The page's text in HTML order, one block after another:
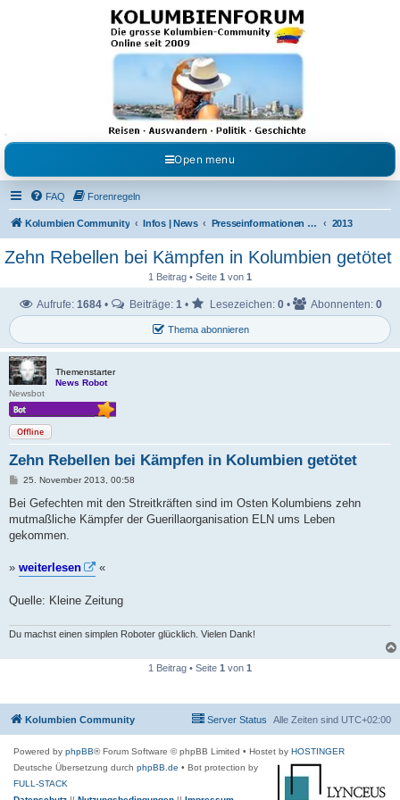
Kolumbienforum - Das
grosse Forum der
Freunde Kolumbiens
Reisen, Auswandern, Kultur, Politik, Geschichte und Visum in Kolumbien und Venezuela.
Austausch, Erfahrungen und Gemeinschaft im Kolumbienforum
Open menu
FAQ Forenregeln
Kolumbien Community Infos | News Presseinformationen & Neuigkeiten 2013
Zehn Rebellen bei Kämpfen in Kolumbien getötet
1 Beitrag • Seite 1 von 1
Thema abonnieren
Aufrufe: 1684• Beiträge: 1 • Lesezeichen: 0• Abonnenten: 0
Themenstarter
News Robot
Newsbot
Offline
Zehn Rebellen bei Kämpfen in Kolumbien getötet
B
i
r
a
25. November 2013, 00:58
Bei Gefechten mit den Streitkräften sind im Osten Kolumbiens zehn
mutmaßliche Kämpfer der Guerillaorganisation ELN ums Leben
gekommen.
» weiterlesen «
Quelle: Kleine Zeitung
Du machst einen simplen Roboter glücklich. Vielen Dank!
1 Beitrag • Seite 1 von 1
Kolumbien Community Alle Zeiten sind UTC+02:00
Server Status
Powered by phpBB® Forum Software © phpBB Limited • Hostet by HOSTINGER
Deutsche Übersetzung durch phpBB.de • Bot protection by
FULL-STACK